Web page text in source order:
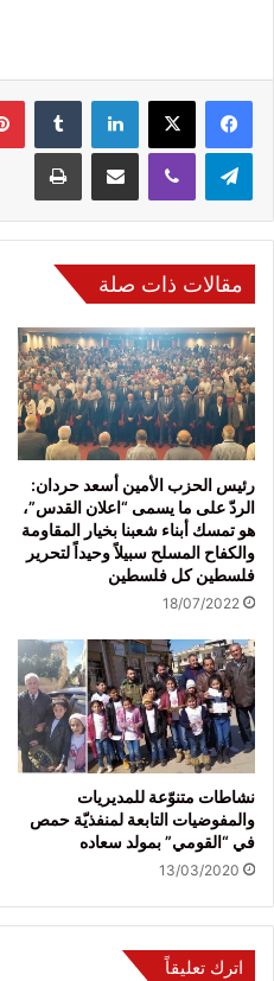
فيسبوك لينكدإن
مقالات ذات صلة
رئيس الحزب الأمين أسعد حردان:
الردّ على ما يسمى “اعلان القدس”،
هو تمسك أبناء شعبنا بخيار المقاومة
والكفاح المسلح سبيلاً وحيداً لتحرير
فلسطين كل فلسطين
18/07/2022
نشاطات متنوّعة للمديريات
والمفوضيات التابعة لمنفذيّة حمص
في “القومي” بمولد سعاده
13/03/2020
اترك تعليقاً